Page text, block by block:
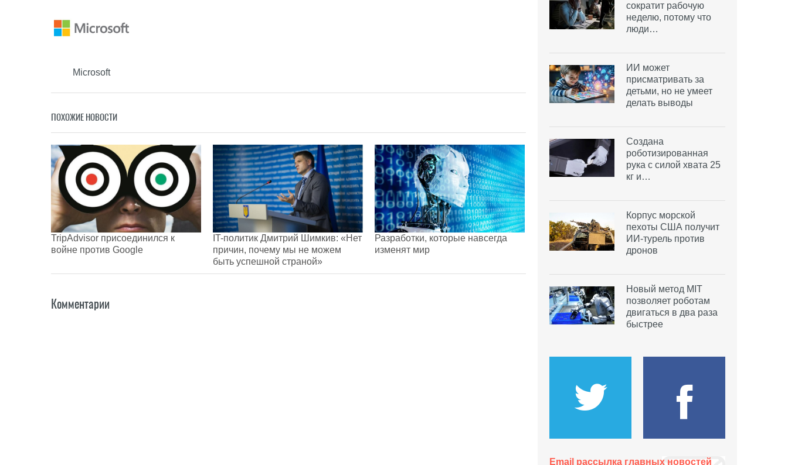
Microsoft
ПОХОЖИЕ НОВОСТИ
TripAdvisor присоединился к
войне против Google
IT-политик Дмитрий Шимкив: «Нет
причин, почему мы не можем
быть успешной страной»
Разработки, которые навсегда
изменят мир
Комментарии
сократит рабочую
неделю, потому что
люди…
ИИ может
присматривать за
детьми, но не умеет
делать выводы
Создана
роботизированная
рука с силой хвата 25
кг и…
Корпус морской
пехоты США получит
ИИ-турель против
дронов
Новый метод MIT
позволяет роботам
двигаться в два раза
быстрее
Email рассылка главных новостей